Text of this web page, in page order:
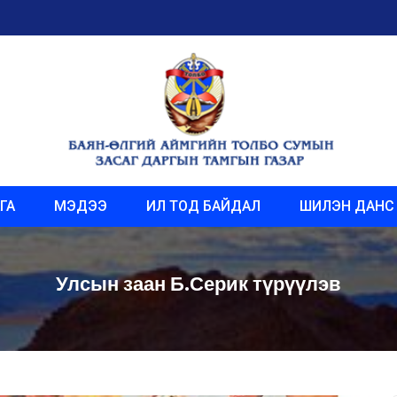
МЭДЭЭ ИЛ ТОД БАЙДАЛ ШИЛЭН ДАНС
Улсын заан Б.Серик түрүүлэв